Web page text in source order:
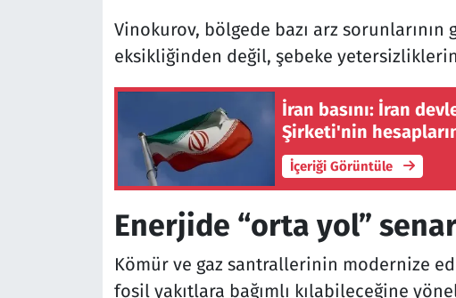
Vinokurov, bölgede bazı arz sorunlarının
eksikliğinden değil, şebeke
İran basını: İran
Şirketi'nin
İçeriği Görüntüle
Enerjide “orta yol”
Kömür ve gaz santrallerinin modernize
fosil yakıtlara bağımlı kılabileceğine